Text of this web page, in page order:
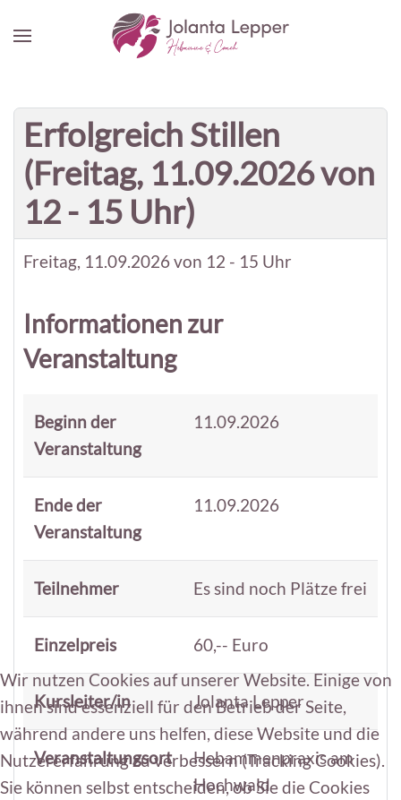
Zum Hauptinhalt springen
Erfolgreich Stillen
(Freitag, 11.09.2026 von
12 - 15 Uhr)
Freitag, 11.09.2026 von 12 - 15 Uhr
Informationen zur
Veranstaltung
Beginn der
Veranstaltung
11.09.2026
Ende der
Veranstaltung
11.09.2026
Teilnehmer Es sind noch Plätze frei
Einzelpreis 60,-- Euro
Kursleiter/in Jolanta Lepper
Veranstaltungsort
Hebammenpraxis am
Hochwald
Wir nutzen Cookies auf unserer Website. Einige von
ihnen sind essenziell für den Betrieb der Seite,
während andere uns helfen, diese Website und die
Nutzererfahrung zu verbessern (Tracking Cookies).
Sie können selbst entscheiden, ob Sie die Cookies